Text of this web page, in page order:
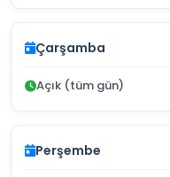
Çarşamba
Açık (tüm gün)
Perşembe